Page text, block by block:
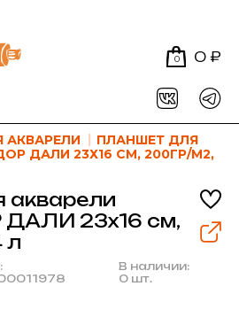
0 0 ₽
АКВАРЕЛИ
ПЛАНШЕТ ДЛЯ
ДАЛИ 23Х16 СМ, 200ГР/М2,
акварели
23х16 см,
л
В наличии:
0 шт.